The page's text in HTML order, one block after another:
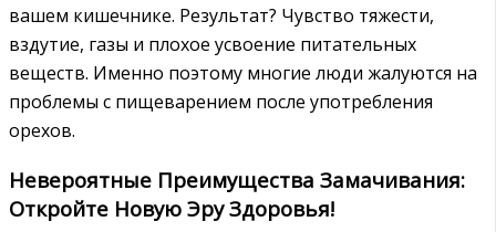
вашем кишечнике. Результат? Чувство тяжести,
вздутие, газы и плохое усвоение питательных
веществ. Именно поэтому многие люди жалуются на
проблемы с пищеварением после употребления
орехов.
Невероятные Преимущества Замачивания:
Откройте Новую Эру Здоровья!